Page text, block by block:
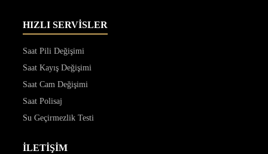
HIZLI SERVİSLER
Saat Pili Değişimi
Saat Kayış Değişimi
Saat Cam Değişimi
Saat Polisaj
Su Geçirmezlik Testi
İLETİŞİM